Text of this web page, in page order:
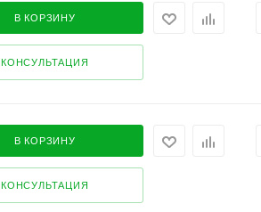
В КОРЗИНУ
КОНСУЛЬТАЦИЯ
В КОРЗИНУ
КОНСУЛЬТАЦИЯ